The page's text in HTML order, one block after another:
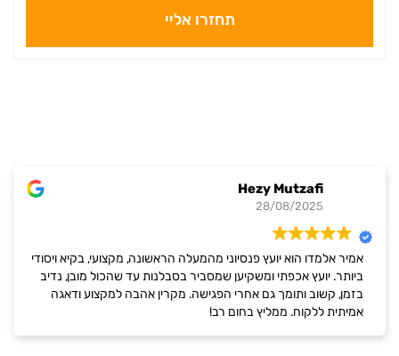
Hezy Mutzafi
28/08/2025
אמיר אלמדו הוא יועץ פנסיוני מהמעלה הראשונה, מקצועי, בקיא ויסודי
ביותר. יועץ אכפתי ומשקיען שמסביר בסבלנות עד שהכול מובן, נדיב
בזמן, קשוב ותומך גם אחרי הפגישה. מקרין אהבה למקצוע ודאגה
אמיתית ללקוח. ממליץ בחום רב!